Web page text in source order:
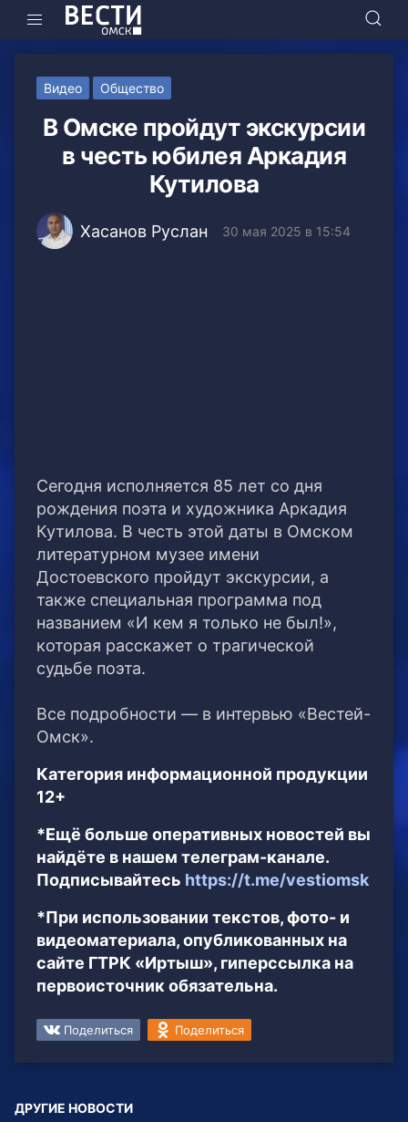
Видео Общество
В Омске пройдут экскурсии
в честь юбилея Аркадия
Кутилова
Хасанов Руслан 30 мая 2025 в 15:54
Сегодня исполняется 85 лет со дня
рождения поэта и художника Аркадия
Кутилова. В честь этой даты в Омском
литературном музее имени
Достоевского пройдут экскурсии, а
также специальная программа под
названием «И кем я только не был!»,
которая расскажет о трагической
судьбе поэта.
Все подробности — в интервью «Вестей-
Омск».
Категория информационной продукции
12+
*Ещё больше оперативных новостей вы
найдёте в нашем телеграм-канале.
Подписывайтесь https://t.me/vestiomsk
*При использовании текстов, фото- и
видеоматериала, опубликованных на
сайте ГТРК «Иртыш», гиперссылка на
первоисточник обязательна.
Поделиться Поделиться
ДРУГИЕ НОВОСТИ